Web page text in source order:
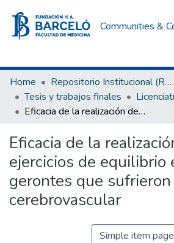
Communities &
Home
Repositorio Institucional (RI) del Instituto Universitario de Ciencias de la Salud Fundación H. A. Barceló
Tesis y trabajos finales
Eficacia de la realización de ejercicios de equilibrio en pacientes gerontes que sufrieron accidente cerebrovascular
Eficacia de la
ejercicios de equilibrio
gerontes que
cerebrovascular
Simple item page